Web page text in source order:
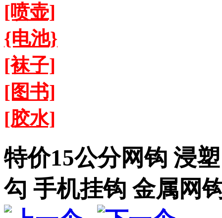
[喷壶]
{电池}
[袜子]
[图书]
[胶水]
特价15公分网钩 浸
勾 手机挂钩 金属网